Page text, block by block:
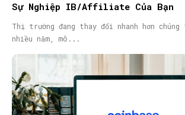
Sự Nghiệp IB/Affiliate Của Bạn
Thị trường đang thay đổi nhanh hơn chúng ta
nhiều năm, mô...